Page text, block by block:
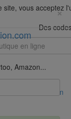
vous acceptez
Des
Amazon...
Codes réduction
×